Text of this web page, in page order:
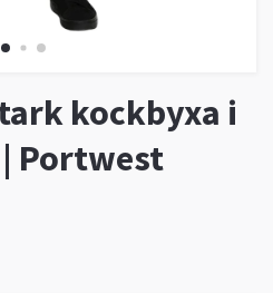
kockbyxa i
Portwest